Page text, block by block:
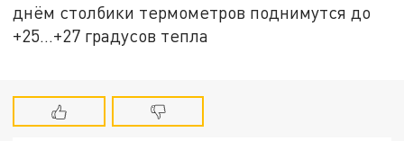
днём столбики термометров поднимутся до
+25…+27 градусов тепла